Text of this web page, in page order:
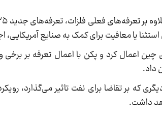
یا معافیت برای کمک به صنایع آمریکایی،
داد.
که بر تقاضا برای نفت تاثیر می‌گذارد،
داشت.